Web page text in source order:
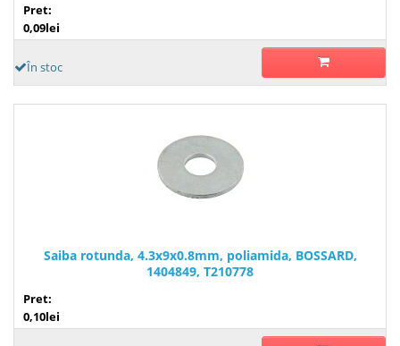
Pret:
0,09lei
În stoc
Saiba rotunda, 4.3x9x0.8mm, poliamida, BOSSARD,
1404849, T210778
Pret:
0,10lei